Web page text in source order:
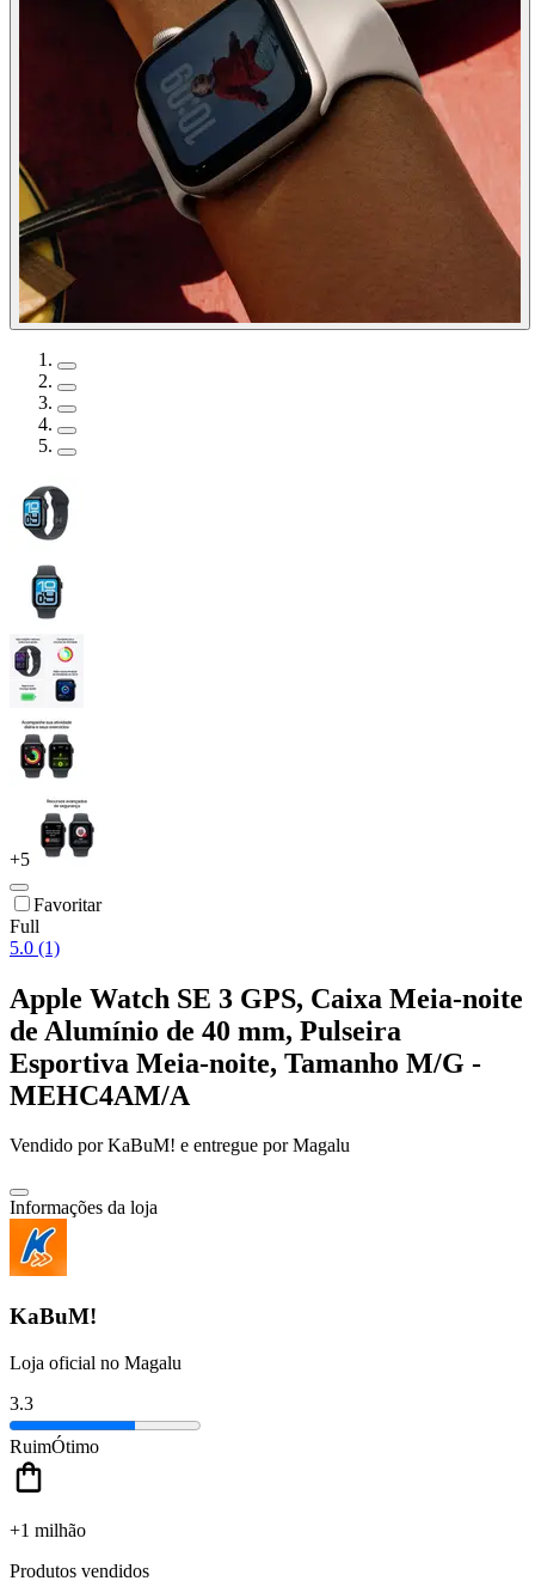
+5
Favoritar
Full
5.0 (1)
Apple Watch SE 3 GPS, Caixa Meia-noite
de Alumínio de 40 mm, Pulseira
Esportiva Meia-noite, Tamanho M/G -
MEHC4AM/A
Vendido porKaBuM! e entregue por Magalu
Informações da loja
KaBuM!
Loja oficial no Magalu
3.3
RuimÓtimo
+1 milhão
Produtos vendidos